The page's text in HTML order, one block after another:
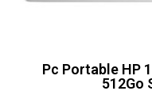
Pc Portable HP
512Go